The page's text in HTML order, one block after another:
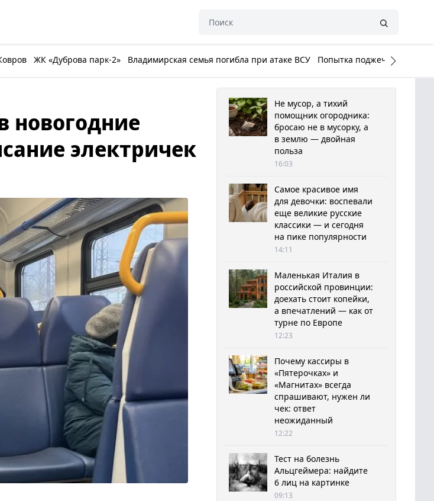
ЖК «Дуброва парк-2» Владимирская семья погибла при атаке ВСУ Попытка поджечь Белый
новогодние
электричек
Не мусор, а тихий
помощник огородника:
бросаю не в мусорку, а
в землю — двойная
польза
16:03
Самое красивое имя
для девочки: воспевали
еще великие русские
классики — и сегодня
на пике популярности
14:11
Маленькая Италия в
российской провинции:
доехать стоит копейки,
а впечатлений — как от
турне по Европе
12:23
Почему кассиры в
«Пятерочках» и
«Магнитах» всегда
спрашивают, нужен ли
чек: ответ
неожиданный
12:22
Тест на болезнь
Альцгеймера: найдите
6 лиц на картинке
09:13